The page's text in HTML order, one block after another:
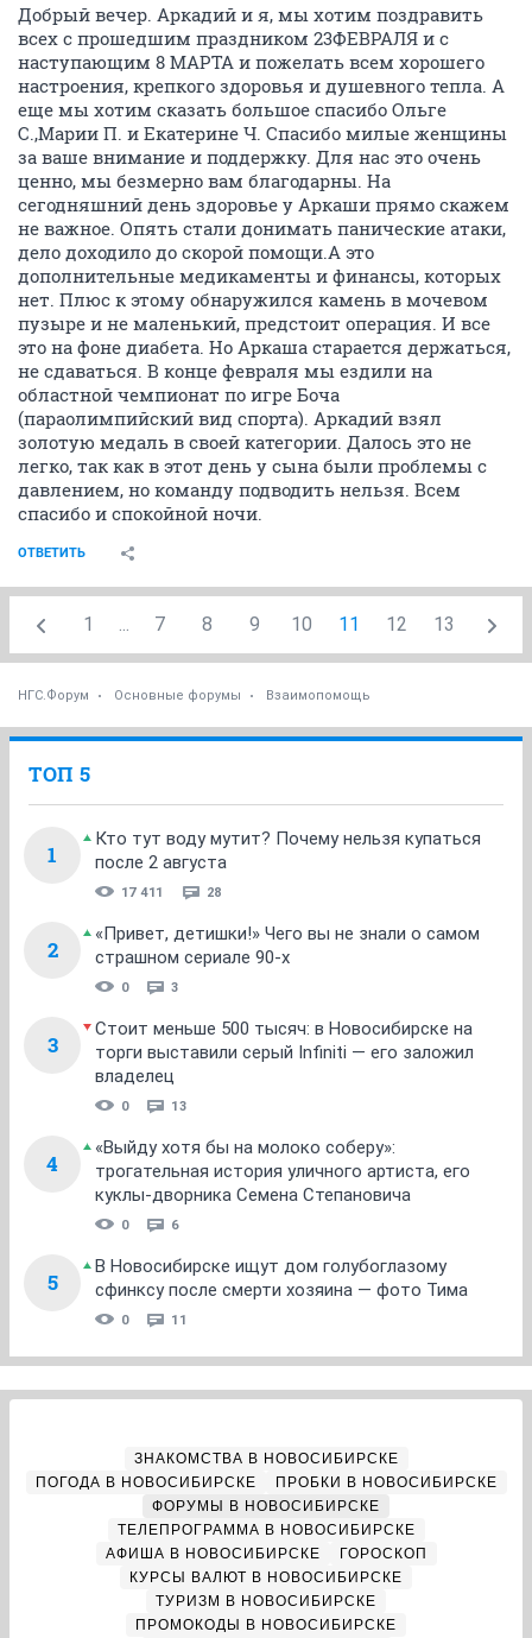
Добрый вечер. Аркадий и я, мы хотим поздравить
всех с прошедшим праздником 23ФЕВРАЛЯ и с
наступающим 8 МАРТА и пожелать всем хорошего
настроения, крепкого здоровья и душевного тепла. А
еще мы хотим сказать большое спасибо Ольге
С.,Марии П. и Екатерине Ч. Спасибо милые женщины
за ваше внимание и поддержку. Для нас это очень
ценно, мы безмерно вам благодарны. На
сегодняшний день здоровье у Аркаши прямо скажем
не важное. Опять стали донимать панические атаки,
дело доходило до скорой помощи.А это
дополнительные медикаменты и финансы, которых
нет. Плюс к этому обнаружился камень в мочевом
пузыре и не маленький, предстоит операция. И все
это на фоне диабета. Но Аркаша старается держаться,
не сдаваться. В конце февраля мы ездили на
областной чемпионат по игре Боча
(параолимпийский вид спорта). Аркадий взял
золотую медаль в своей категории. Далось это не
легко, так как в этот день у сына были проблемы с
давлением, но команду подводить нельзя. Всем
спасибо и спокойной ночи.
ОТВЕТИТЬ
1 ... 7 8 9 10 11 12 13
НГС.Форум Основные форумы Взаимопомощь
ТОП 5
1
Кто тут воду мутит? Почему нельзя купаться
после 2 августа
17 411 28
2
«Привет, детишки!» Чего вы не знали о самом
страшном сериале 90-х
0 3
3
Стоит меньше 500 тысяч: в Новосибирске на
торги выставили серый Infiniti — его заложил
владелец
0 13
4
«Выйду хотя бы на молоко соберу»:
трогательная история уличного артиста, его
куклы-дворника Семена Степановича
0 6
5
В Новосибирске ищут дом голубоглазому
сфинксу после смерти хозяина — фото Тима
0 11
ЗНАКОМСТВА В НОВОСИБИРСКЕ
ПОГОДА В НОВОСИБИРСКЕ
ПРОБКИ В НОВОСИБИРСКЕ
ФОРУМЫ В НОВОСИБИРСКЕ
ТЕЛЕПРОГРАММА В НОВОСИБИРСКЕ
АФИША В НОВОСИБИРСКЕ
ГОРОСКОП
КУРСЫ ВАЛЮТ В НОВОСИБИРСКЕ
ТУРИЗМ В НОВОСИБИРСКЕ
ПРОМОКОДЫ В НОВОСИБИРСКЕ